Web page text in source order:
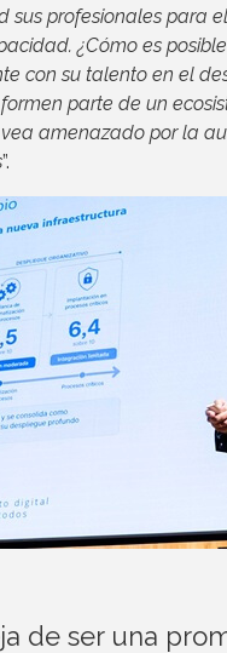
sus profesionales para
¿Cómo es
con su talento en el
parte de un
amenazado por la
”.
de ser una